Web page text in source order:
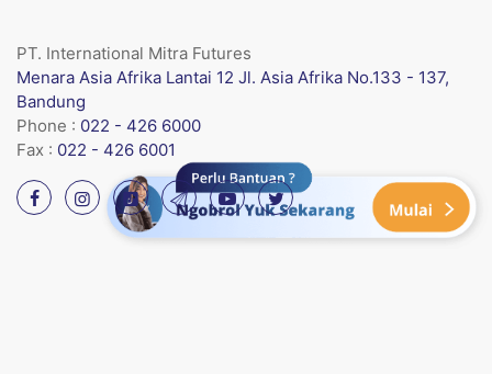
PT. International Mitra Futures
Menara Asia Afrika Lantai 12 Jl. Asia Afrika No.133 - 137,
Bandung
Phone : 022 - 426 6000
Fax : 022 - 426 6001